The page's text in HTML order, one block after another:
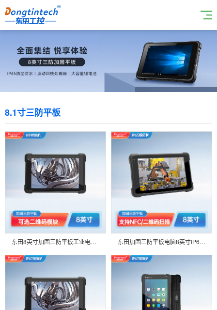
8.1寸三防平板
东田8英寸加固三防平板工业电脑8小时长续航可选WIN10安卓系统9.0-DTZ-I0883E-Z8350 东田加固三防平板电脑8英寸IP67长待机工业平板Windows系统-DTZ-I8083E-Z8350